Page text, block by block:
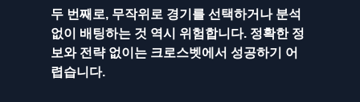
두 번째로, 무작위로 경기를 선택하거나 분석
없이 배팅하는 것 역시 위험합니다. 정확한 정
보와 전략 없이는 크로스벳에서 성공하기 어
렵습니다.